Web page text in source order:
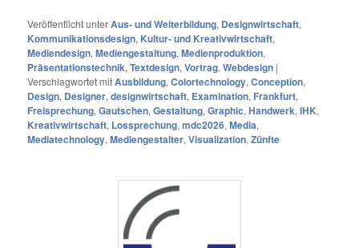
Veröffentlicht unterAus- und Weiterbildung, Designwirtschaft,
Kommunikationsdesign, Kultur- und Kreativwirtschaft,
Mediendesign,Mediengestaltung,Medienproduktion,
Präsentationstechnik,Textdesign,Vortrag,Webdesign |
Verschlagwortet mitAusbildung,Colortechnology,Conception,
Design, Designer,designwirtschaft, Examination, Frankfurt,
Freisprechung,Gautschen,Gestaltung,Graphic,Handwerk,IHK,
Kreativwirtschaft, Lossprechung,mdc2026,Media,
Mediatechnology,Mediengestalter,Visualization,Zünfte